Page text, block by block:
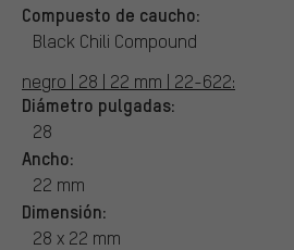
Compuesto de caucho:
Black Chili Compound
negro | 28 | 22 mm | 22-622:
Diámetro pulgadas:
28
Ancho:
22 mm
Dimensión:
28 x 22 mm